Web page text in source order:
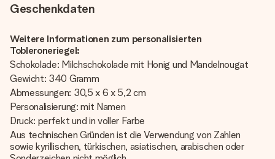
Geschenkdaten
Weitere Informationen zum personalisierten
Tobleroneriegel:
Schokolade: Milchschokolade mit Honig und Mandelnougat
Gewicht: 340 Gramm
Abmessungen: 30,5 x 6 x 5,2 cm
Personalisierung: mit Namen
Druck: perfekt und in voller Farbe
Aus technischen Gründen ist die Verwendung von Zahlen
sowie kyrillischen, türkischen, asiatischen, arabischen oder